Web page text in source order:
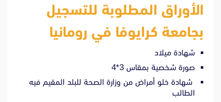
الأوراق المطلوبة للتسجيل
بجامعة كرايوفا في رومانيا
شهادة ميلاد
صورة شخصية بمقاس 3*4
شهادة خلو أمراض من وزارة الصحة للبلد المقيم فيه
الطالب